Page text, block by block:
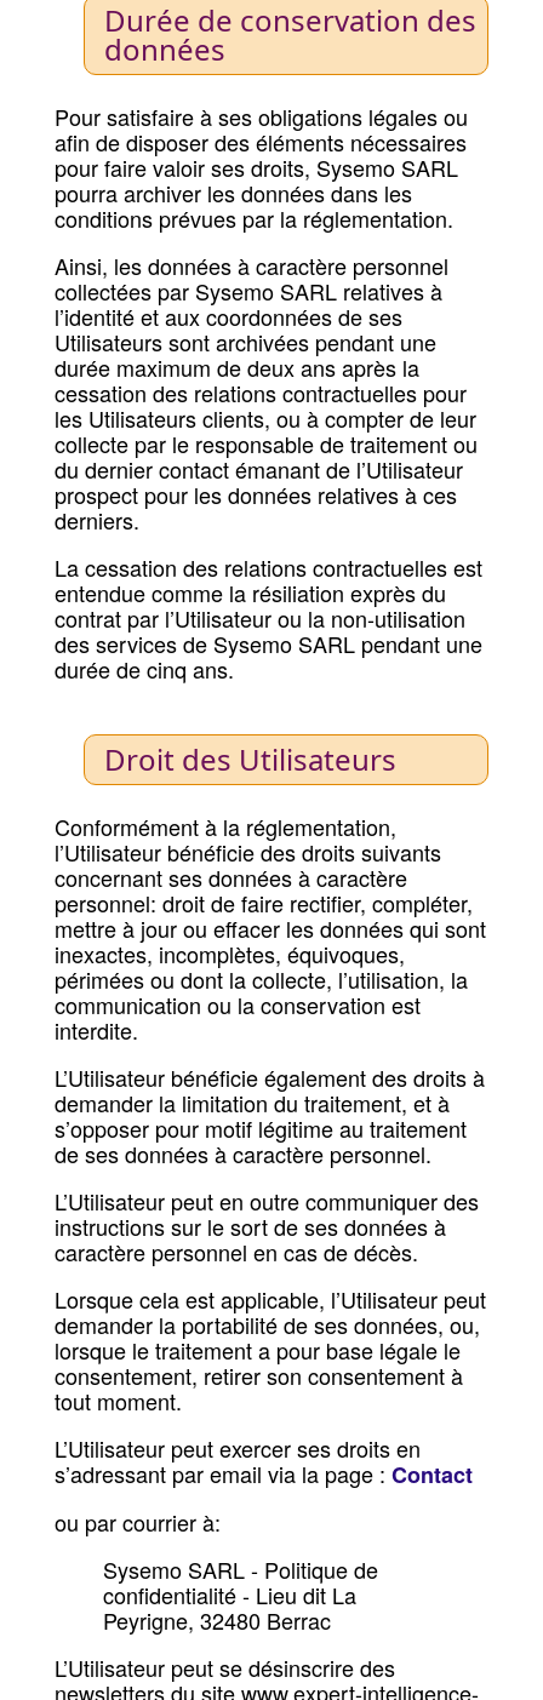
Durée de conservation des
données
Pour satisfaire à ses obligations légales ou
afin de disposer des éléments nécessaires
pour faire valoir ses droits, Sysemo SARL
pourra archiver les données dans les
conditions prévues par la réglementation.
Ainsi, les données à caractère personnel
collectées par Sysemo SARL relatives à
l’identité et aux coordonnées de ses
Utilisateurs sont archivées pendant une
durée maximum de deux ans après la
cessation des relations contractuelles pour
les Utilisateurs clients, ou à compter de leur
collecte par le responsable de traitement ou
du dernier contact émanant de l’Utilisateur
prospect pour les données relatives à ces
derniers.
La cessation des relations contractuelles est
entendue comme la résiliation exprès du
contrat par l’Utilisateur ou la non-utilisation
des services de Sysemo SARL pendant une
durée de cinq ans.
Droit des Utilisateurs
Conformément à la réglementation,
l’Utilisateur bénéficie des droits suivants
concernant ses données à caractère
personnel: droit de faire rectifier, compléter,
mettre à jour ou effacer les données qui sont
inexactes, incomplètes, équivoques,
périmées ou dont la collecte, l’utilisation, la
communication ou la conservation est
interdite.
L’Utilisateur bénéficie également des droits à
demander la limitation du traitement, et à
s’opposer pour motif légitime au traitement
de ses données à caractère personnel.
L’Utilisateur peut en outre communiquer des
instructions sur le sort de ses données à
caractère personnel en cas de décès.
Lorsque cela est applicable, l’Utilisateur peut
demander la portabilité de ses données, ou,
lorsque le traitement a pour base légale le
consentement, retirer son consentement à
tout moment.
L’Utilisateur peut exercer ses droits en
s’adressant par email via la page : Contact
ou par courrier à:
Sysemo SARL - Politique de
confidentialité - Lieu dit La
Peyrigne, 32480 Berrac
L’Utilisateur peut se désinscrire des
newsletters du site www.expert-intelligence-